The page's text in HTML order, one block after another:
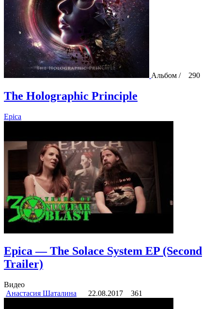
Альбом / 290
The Holographic Principle
Epica
Epica — The Solace System EP (Second
Trailer)
Видео
Анастасия Шаталина
22.08.2017 361